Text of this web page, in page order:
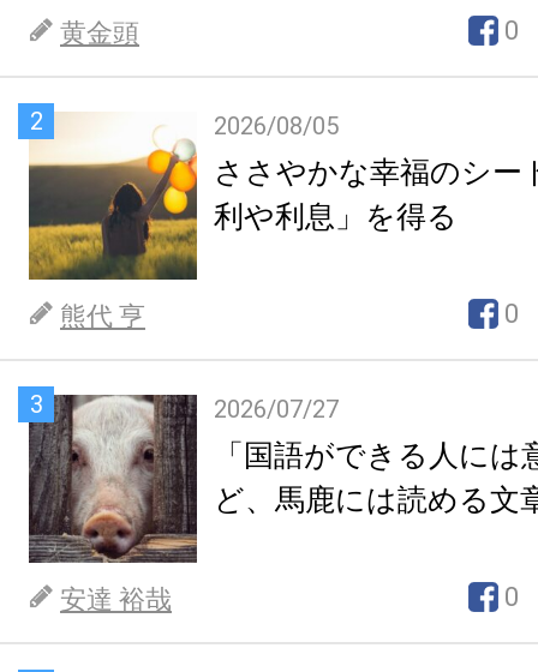
黄金頭 0
2 2026/08/05
ささやかな幸福のシー
利や利息」を得る
熊代 亨 0
3 2026/07/27
「国語ができる人には
ど、馬鹿には読める文
安達 裕哉 0